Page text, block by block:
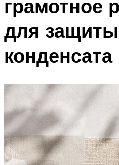
грамотное
для
конденсата